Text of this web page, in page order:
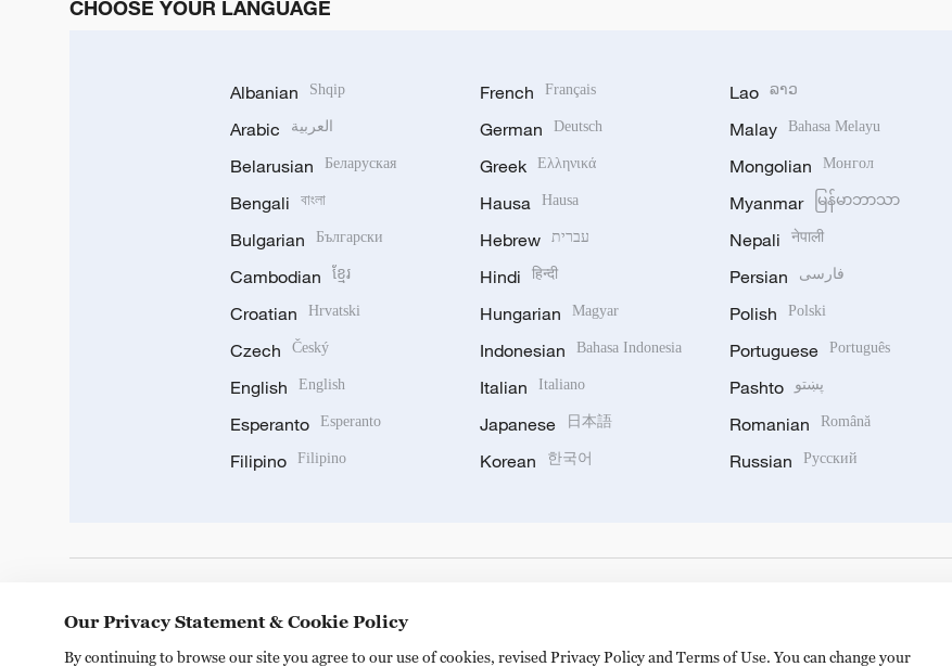
CHOOSE YOUR LANGUAGE
Albanian Shqip
Arabic العربية
Belarusian Беларуская
Bengali বাংলা
Bulgarian Български
Cambodian ខ្មែរ
Croatian Hrvatski
Czech Český
English English
Esperanto Esperanto
Filipino Filipino
French Français
German Deutsch
Greek Ελληνικά
Hausa Hausa
Hebrew עברית
Hindi हिन्दी
Hungarian Magyar
Indonesian Bahasa Indonesia
Italian Italiano
Japanese 日本語
Korean 한국어
Lao ລາວ
Malay Bahasa Melayu
Mongolian Монгол
Myanmar မြန်မာဘာသာ
Nepali नेपाली
Persian فارسی
Polish Polski
Portuguese Português
Pashto پښتو
Romanian Română
Russian Русский
Our Privacy Statement & Cookie Policy
By continuing to browse our site you agree to our use of cookies, revised Privacy Policy and Terms of Use. You can change your